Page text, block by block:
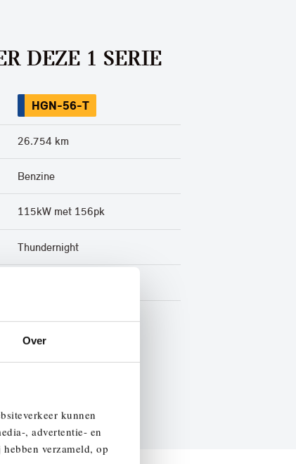
Over
kunnen
, advertentie- en
verzameld, op
DEZE 1 SERIE
HGN-56-T
26.754 km
Benzine
115kW met 156pk
Thundernight
BTW